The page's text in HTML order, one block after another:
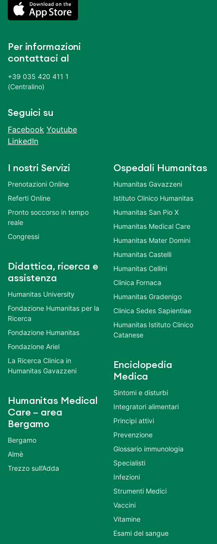
Per informazioni
contattaci al
+39 035 420 411 1
(Centralino)
Seguici su
Facebook Youtube
LinkedIn
I nostri Servizi
Prenotazioni Online
Referti Online
Pronto soccorso in tempo
reale
Congressi
Didattica, ricerca e
assistenza
Humanitas University
Fondazione Humanitas per la
Ricerca
Fondazione Humanitas
Fondazione Ariel
La Ricerca Clinica in
Humanitas Gavazzeni
Humanitas Medical
Care – area
Bergamo
Bergamo
Almè
Trezzo sull’Adda
Ospedali Humanitas
Humanitas Gavazzeni
Istituto Clinico Humanitas
Humanitas San Pio X
Humanitas Medical Care
Humanitas Mater Domini
Humanitas Castelli
Humanitas Cellini
Clinica Fornaca
Humanitas Gradenigo
Clinica Sedes Sapientiae
Humanitas Istituto Clinico
Catanese
Enciclopedia
Medica
Sintomi e disturbi
Integratori alimentari
Principi attivi
Prevenzione
Glossario immunologia
Specialisti
Infezioni
Strumenti Medici
Vaccini
Vitamine
Esami del sangue